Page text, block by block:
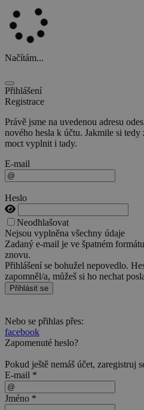
Načítám...
Přihlášení
Registrace
Právě jsme na uvedenou adresu
nového hesla k účtu. Jakmile si
moct vyplnit i tady.
E-mail
Heslo
Neodhlašovat
Nejsou vyplněna všechny údaje
Zadaný e-mail je ve špatném
znovu.
Přihlášení se bohužel nepovedlo.
zapomněl/a, můžeš si ho nechat
Přihlásit se
Nebo se přihlas přes:
facebook
Zapomenuté heslo?
Pokud ještě nemáš účet, zaregistruj
E-mail *
Jméno *